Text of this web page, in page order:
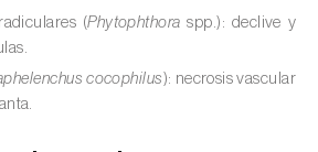
vulgare)
(Phytophthora spp.): declive y
cocophilus ): necrosis vascular